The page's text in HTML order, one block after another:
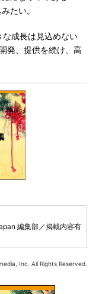
たい。
成長は見込めない
発、提供を続け、高
編集部／掲載内容有
Inc. All Rights Reserved.